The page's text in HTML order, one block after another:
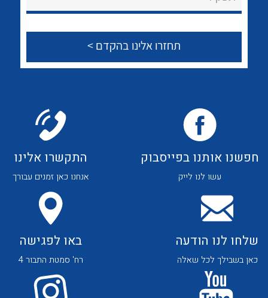
לכל מוצרי היצרן לכל מוצרי היצרן
חפשנו אותנו בפייסבוק
עשו לנו לייק
התקשרו אלינו
אנחנו כאן זמנים עבורך
שלחו לנו הודעה
כאן בשבילך לכל שאלה
באו לפגישה
רח' סמטת התבור 4